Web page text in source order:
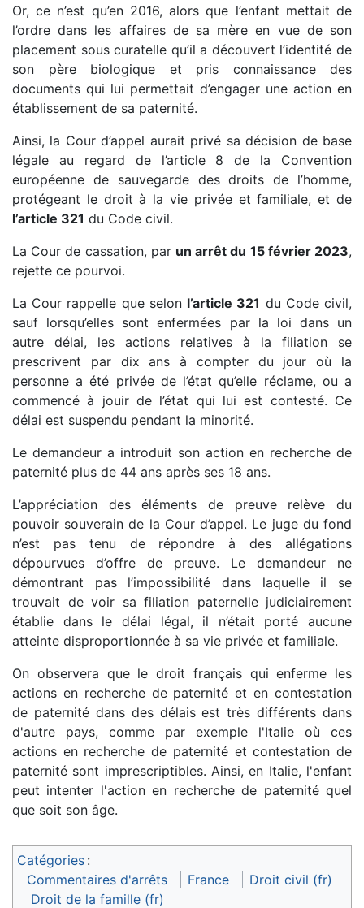
Or, ce n’est qu’en 2016, alors que l’enfant mettait de
l’ordre dans les affaires de sa mère en vue de son
placement sous curatelle qu’il a découvert l’identité de
son père biologique et pris connaissance des
documents qui lui permettait d’engager une action en
établissement de sa paternité.
Ainsi, la Cour d’appel aurait privé sa décision de base
légale au regard de l’article 8 de la Convention
européenne de sauvegarde des droits de l’homme,
protégeant le droit à la vie privée et familiale, et de
l’article 321 du Code civil.
La Cour de cassation, par un arrêt du 15 février 2023,
rejette ce pourvoi.
La Cour rappelle que selon l’article 321 du Code civil,
sauf lorsqu’elles sont enfermées par la loi dans un
autre délai, les actions relatives à la filiation se
prescrivent par dix ans à compter du jour où la
personne a été privée de l’état qu’elle réclame, ou a
commencé à jouir de l’état qui lui est contesté. Ce
délai est suspendu pendant la minorité.
Le demandeur a introduit son action en recherche de
paternité plus de 44 ans après ses 18 ans.
L’appréciation des éléments de preuve relève du
pouvoir souverain de la Cour d’appel. Le juge du fond
n’est pas tenu de répondre à des allégations
dépourvues d’offre de preuve. Le demandeur ne
démontrant pas l’impossibilité dans laquelle il se
trouvait de voir sa filiation paternelle judiciairement
établie dans le délai légal, il n’était porté aucune
atteinte disproportionnée à sa vie privée et familiale.
On observera que le droit français qui enferme les
actions en recherche de paternité et en contestation
de paternité dans des délais est très différents dans
d'autre pays, comme par exemple l'Italie où ces
actions en recherche de paternité et contestation de
paternité sont imprescriptibles. Ainsi, en Italie, l'enfant
peut intenter l'action en recherche de paternité quel
que soit son âge.
Catégories :
Commentaires d'arrêts
France
Droit civil (fr)
Droit de la famille (fr)